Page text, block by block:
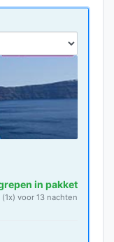
in pakket
voor 13 nachten